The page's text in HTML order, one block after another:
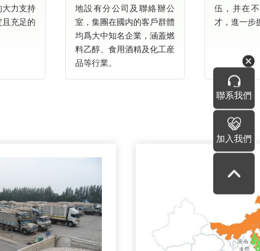
大力支持
充足的
地設有分公司及聯絡辦公
室，集團在國内的客戶群體
均爲大中知名企業，涵蓋燃
料乙醇、食用酒精及化工産
品等行業。
伍，并在
才，進一步
聯系我們
加入我們